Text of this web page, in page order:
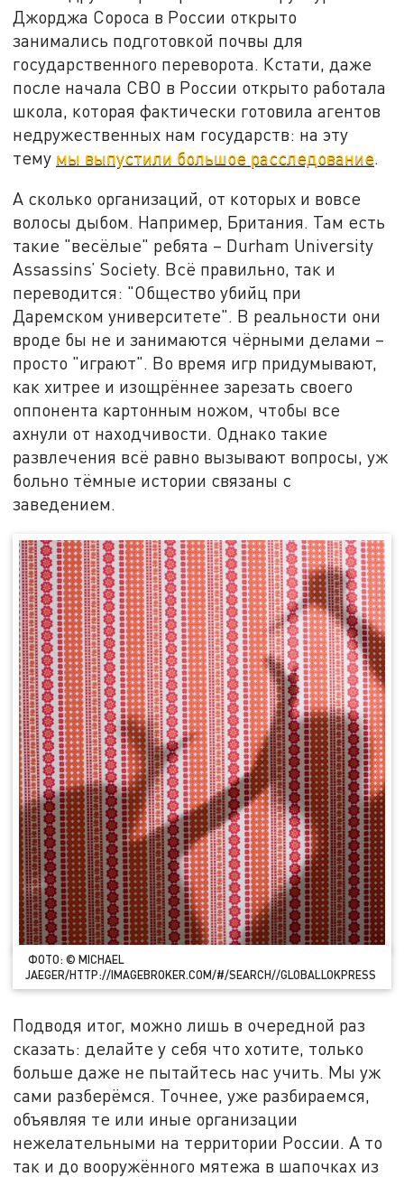
Джорджа Сороса в России открыто
занимались подготовкой почвы для
государственного переворота. Кстати, даже
после начала СВО в России открыто работала
школа, которая фактически готовила агентов
недружественных нам государств: на эту
тему мы выпустили большое расследование
А сколько организаций, от которых и вовсе
волосы дыбом. Например, Британия. Там есть
такие "весёлые" ребята – Durham University
Assassins’ Society. Всё правильно, так и
переводится: "Общество убийц при
Даремском университете". В реальности они
вроде бы не и занимаются чёрными делами –
просто "играют". Во время игр придумывают,
как хитрее и изощрённее зарезать своего
оппонента картонным ножом, чтобы все
ахнули от находчивости. Однако такие
развлечения всё равно вызывают вопросы, уж
больно тёмные истории связаны с
заведением.
ФОТО: © MICHAEL
JAEGER/HTTP://IMAGEBROKER.COM/#/SEARCH//GLOBALLOKPRESS
Подводя итог, можно лишь в очередной раз
сказать: делайте у себя что хотите, только
больше даже не пытайтесь нас учить. Мы уж
сами разберёмся. Точнее, уже разбираемся,
объявляя те или иные организации
нежелательными на территории России. А то
так и до вооружённого мятежа в шапочках из